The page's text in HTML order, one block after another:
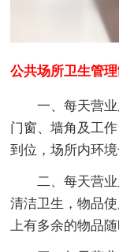
公共场所卫生管
一、每天营业
门窗、墙角及工
到位，场所内环
二、每天营业
清洁卫生，物品
上有多余的物品随